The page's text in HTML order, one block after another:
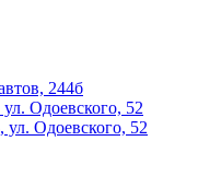
244б
Одоевского, 52
Одоевского, 52